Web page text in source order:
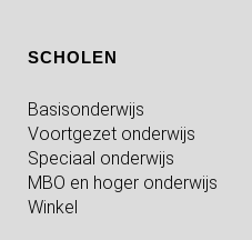
SCHOLEN
Basisonderwijs
Voortgezet onderwijs
Speciaal onderwijs
MBO en hoger onderwijs
Winkel